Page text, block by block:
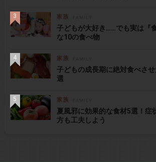
子どもが大好き……でも実は『
な10の食べ物
子どもの成長期に絶対食べさ
選
夏風邪に効果的な食材5選！症
方も工夫しよう